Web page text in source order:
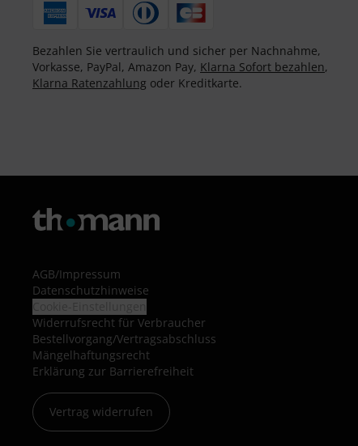
Bezahlen Sie vertraulich und sicher per Nachnahme,
Vorkasse, PayPal, Amazon Pay, Klarna Sofort bezahlen,
Klarna Ratenzahlung oder Kreditkarte.
AGB/Impressum
Datenschutzhinweise
Widerrufsrecht für Verbraucher
Bestellvorgang/Vertragsabschluss
Mängelhaftungsrecht
Erklärung zur Barrierefreiheit
Vertrag widerrufen